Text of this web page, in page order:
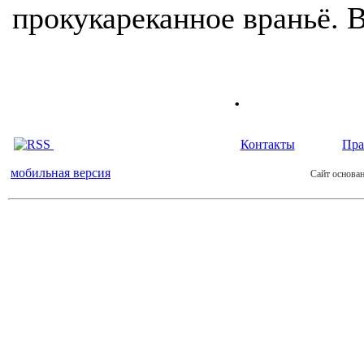
прокукареканное враньё.
.
Контакты
мобильная версия Сайт